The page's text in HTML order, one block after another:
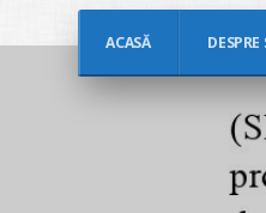
ACASĂ